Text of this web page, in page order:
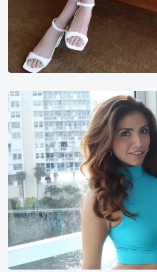
Isabella
De
Santos